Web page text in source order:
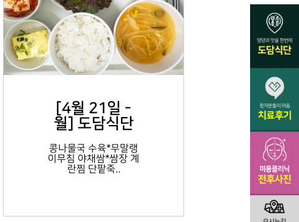
[4월 21일 -
월] 도담식단
콩나물국 수육*무말랭
이무침 야채쌈*쌈장 계
란찜 단팥죽..